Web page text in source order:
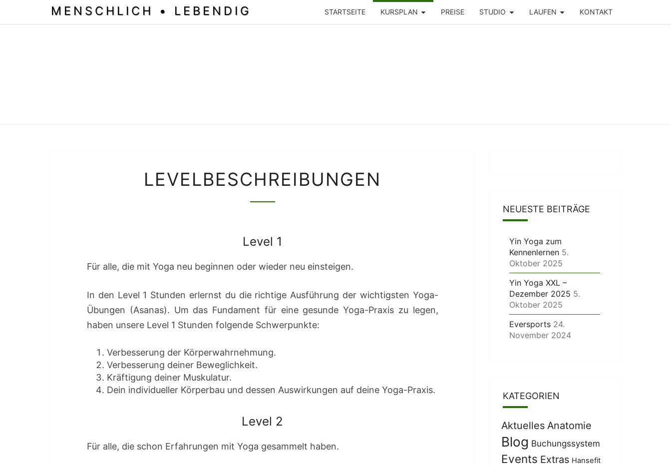
MENSCHLICH • LEBENDIG STARTSEITE KURSPLAN PREISE STUDIO LAUFEN KONTAKT
LEVELBESCHREIBUNGEN
Level 1
Für alle, die mit Yoga neu beginnen oder wieder neu einsteigen.
In den Level 1 Stunden erlernst du die richtige Ausführung der wichtigsten Yoga-
Übungen (Asanas). Um das Fundament für eine gesunde Yoga-Praxis zu legen,
haben unsere Level 1 Stunden folgende Schwerpunkte:
Verbesserung der Körperwahrnehmung.
Verbesserung deiner Beweglichkeit.
Kräftigung deiner Muskulatur.
Dein individueller Körperbau und dessen Auswirkungen auf deine Yoga-Praxis.
Level 2
Für alle, die schon Erfahrungen mit Yoga gesammelt haben.
NEUESTE BEITRÄGE
Yin Yoga zum
Kennenlernen 5.
Oktober 2025
Yin Yoga XXL –
Dezember 2025 5.
Oktober 2025
Eversports 24.
November 2024
KATEGORIEN
Aktuelles Anatomie
Blog Buchungssystem
Events Extras Hansefit